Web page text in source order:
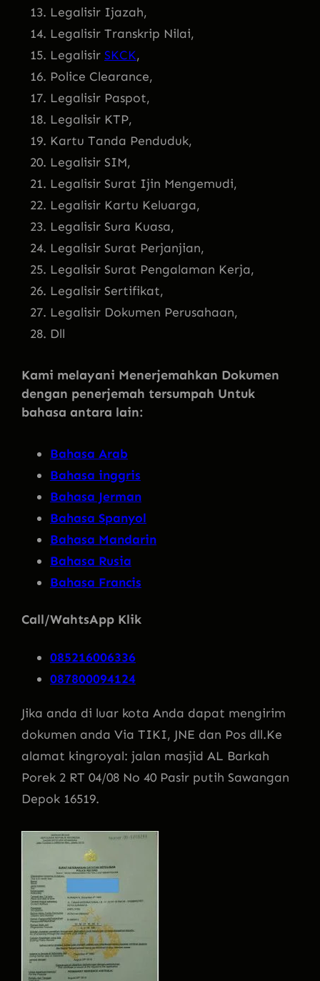
Legalisir Ijazah,
Legalisir Transkrip Nilai,
Legalisir SKCK,
Police Clearance,
Legalisir Paspot,
Legalisir KTP,
Kartu Tanda Penduduk,
Legalisir SIM,
Legalisir Surat Ijin Mengemudi,
Legalisir Kartu Keluarga,
Legalisir Sura Kuasa,
Legalisir Surat Perjanjian,
Legalisir Surat Pengalaman Kerja,
Legalisir Sertifikat,
Legalisir Dokumen Perusahaan,
Dll
Kami melayani Menerjemahkan Dokumen
dengan penerjemah tersumpah Untuk
bahasa antara lain:
Bahasa Arab
Bahasa inggris
Bahasa Jerman
Bahasa Spanyol
Bahasa Mandarin
Bahasa Rusia
Bahasa Francis
Call/WahtsApp Klik
085216006336
087800094124
Jika anda di luar kota Anda dapat mengirim
dokumen anda Via TIKI, JNE dan Pos dll.Ke
alamat kingroyal: jalan masjid AL Barkah
Porek 2 RT 04/08 No 40 Pasir putih Sawangan
Depok 16519.